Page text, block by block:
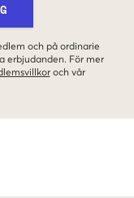
och på ordinarie
erbjudanden. För mer
och vår